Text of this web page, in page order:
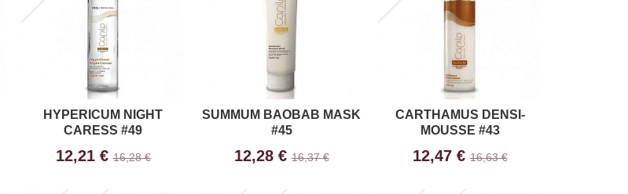
HYPERICUM NIGHT
CARESS #49
12,21 €16,28 €
SUMMUM BAOBAB MASK
#45
12,28 €16,37 €
CARTHAMUS DENSI-
MOUSSE #43
12,47 €16,63 €